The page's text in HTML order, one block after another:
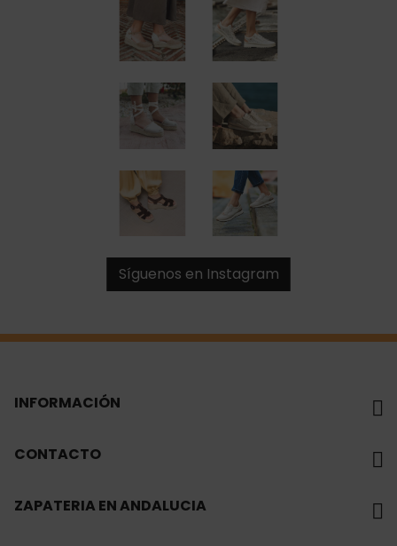
Síguenos en Instagram
INFORMACIÓN
CONTACTO
ZAPATERIA EN ANDALUCIA